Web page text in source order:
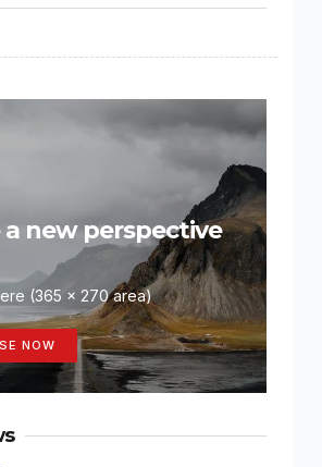
a new perspective
(365 x 270 area)
NOW